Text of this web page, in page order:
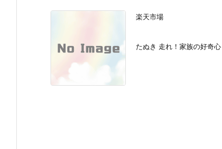
楽天市場
たぬき 走れ！家族の好奇